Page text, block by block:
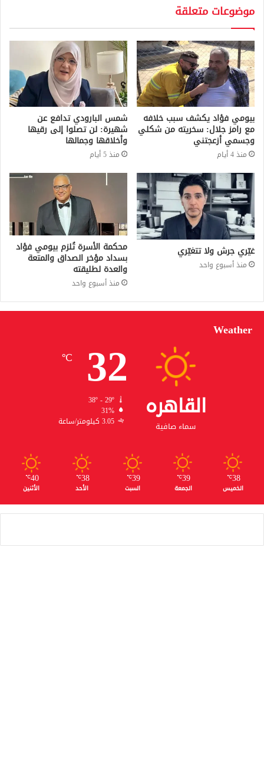
موضوعات متعلقة
بيومي فؤاد يكشف سبب خلافه
مع رامز جلال: سخريته من شكلي
وجسمي أزعجتني
منذ 4 أيام
شمس البارودي تدافع عن
شهيرة: لن تصلوا إلى رقيها
وأخلاقها وجمالها
منذ 5 أيام
غيّري جرش ولا تتغيّري
منذ أسبوع واحد
محكمة الأسرة تُلزم بيومي فؤاد
بسداد مؤخر الصداق والمتعة
والعدة لطليقته
منذ أسبوع واحد
Weather
القاهره
سماء صافية
32
℃
38º - 29º
31%
3.05 كيلومتر/ساعة
38
℃
الخميس
39
℃
الجمعة
39
℃
السبت
38
℃
الأحد
40
℃
الأثنين